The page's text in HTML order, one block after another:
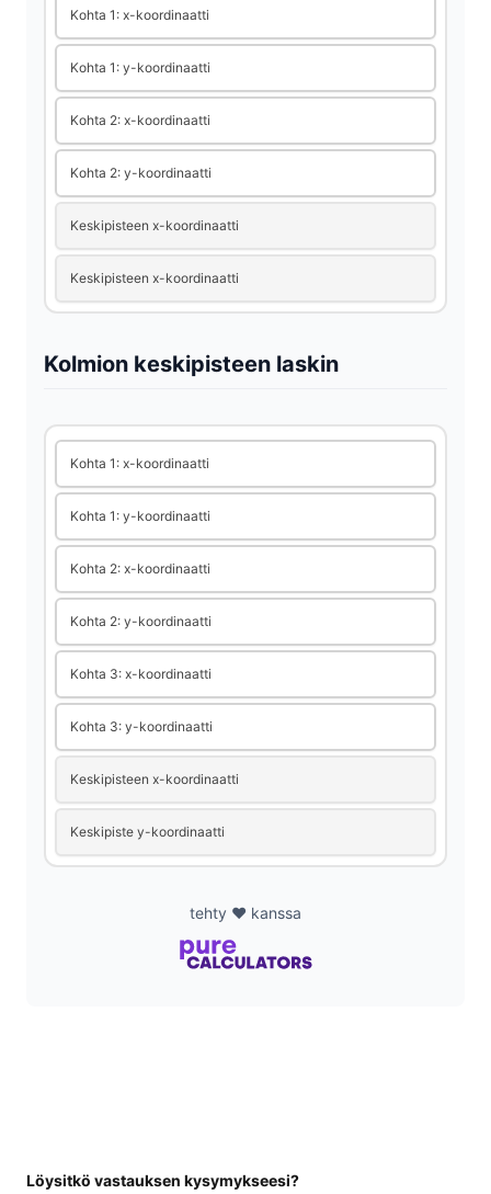
e
o
Kohta 1: x-koordinaatti
Kohta 1: y-koordinaatti
Kohta 2: x-koordinaatti
Kohta 2: y-koordinaatti
Keskipisteen x-koordinaatti
Keskipisteen x-koordinaatti
Kolmion keskipisteen laskin
Kohta 1: x-koordinaatti
Kohta 1: y-koordinaatti
Kohta 2: x-koordinaatti
Kohta 2: y-koordinaatti
Kohta 3: x-koordinaatti
Kohta 3: y-koordinaatti
Keskipisteen x-koordinaatti
Keskipiste y-koordinaatti
tehty ❤️ kanssa
Löysitkö vastauksen kysymykseesi?